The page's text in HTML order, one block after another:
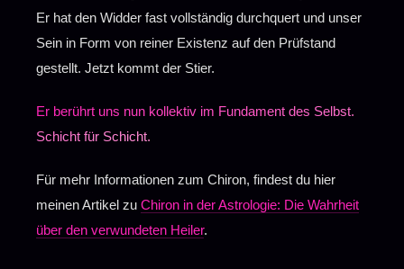
Er hat den Widder fast vollständig durchquert und unser
Sein in Form von reiner Existenz auf den Prüfstand
gestellt. Jetzt kommt der Stier.
Er berührt uns nun kollektiv im Fundament des Selbst.
Schicht für Schicht.
Für mehr Informationen zum Chiron, findest du hier
meinen Artikel zu Chiron in der Astrologie: Die Wahrheit
über den verwundeten Heiler.